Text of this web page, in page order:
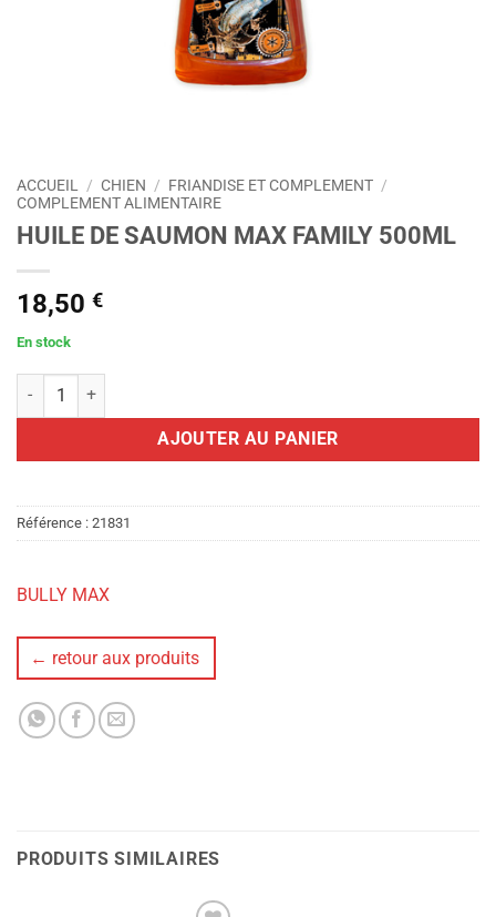
ACCUEIL / CHIEN / FRIANDISE ET COMPLEMENT /
COMPLEMENT ALIMENTAIRE
HUILE DE SAUMON MAX FAMILY 500ML
18,50 €
En stock
quantité de HUILE DE SAUMON MAX FAMILY 500ML
AJOUTER AU PANIER
Référence : 21831
BULLY MAX
← retour aux produits
PRODUITS SIMILAIRES